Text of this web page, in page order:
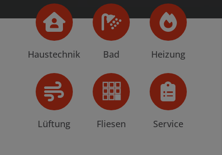
Haustechnik Bad Heizung
Lüftung Fliesen Service